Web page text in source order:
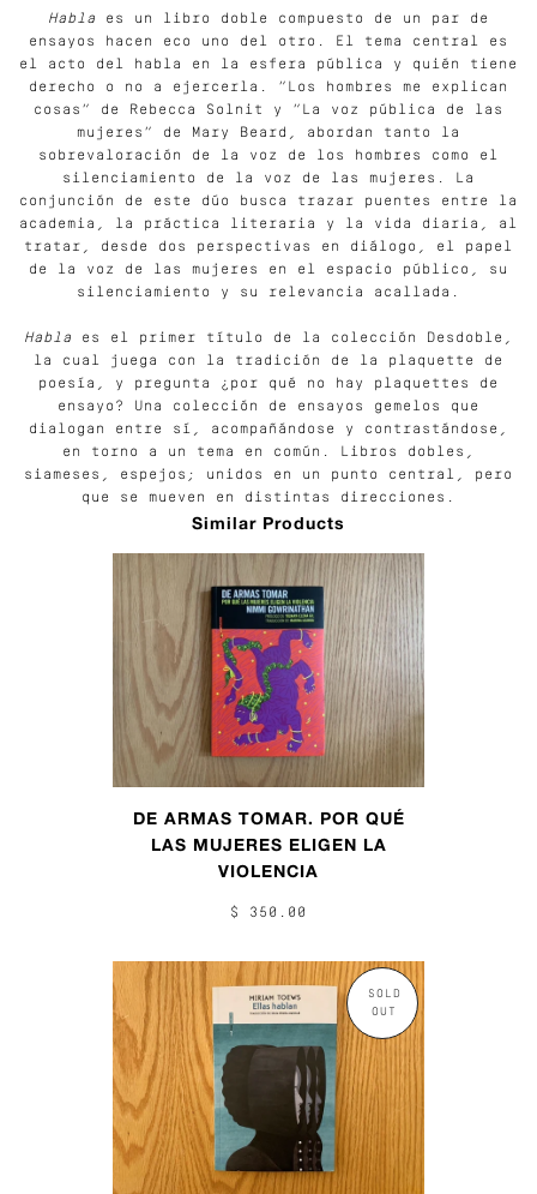
Habla es un libro doble compuesto de un par de
ensayos hacen eco uno del otro. El tema central es
el acto del habla en la esfera pública y quién tiene
derecho o no a ejercerla. “Los hombres me explican
cosas” de Rebecca Solnit y “La voz pública de las
mujeres” de Mary Beard, abordan tanto la
sobrevaloración de la voz de los hombres como el
silenciamiento de la voz de las mujeres. La
conjunción de este dúo busca trazar puentes entre la
academia, la práctica literaria y la vida diaria, al
tratar, desde dos perspectivas en diálogo, el papel
de la voz de las mujeres en el espacio público, su
silenciamiento y su relevancia acallada.
Habla es el primer título de la colección Desdoble,
la cual juega con la tradición de la plaquette de
poesía, y pregunta ¿por qué no hay plaquettes de
ensayo? Una colección de ensayos gemelos que
dialogan entre sí, acompañándose y contrastándose,
en torno a un tema en común. Libros dobles,
siameses, espejos; unidos en un punto central, pero
que se mueven en distintas direcciones.
Similar Products
DE ARMAS TOMAR. POR QUÉ
LAS MUJERES ELIGEN LA
VIOLENCIA
$ 350.00
SOLD
OUT